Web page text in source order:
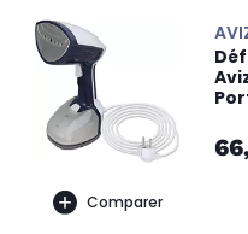
Comparer